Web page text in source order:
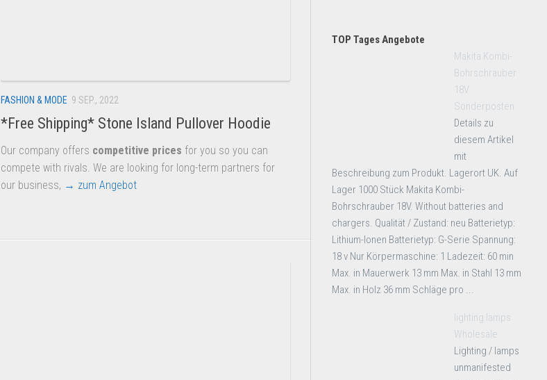
FASHION & MODE 9 SEP., 2022
*Free Shipping* Stone Island Pullover Hoodie
Our company offers competitive prices for you so you can
compete with rivals. We are looking for long-term partners for
our business, → zum Angebot
TOP Tages Angebote
Makita Kombi-
Bohrschrauber
18V
Sonderposten
Details zu
diesem Artikel
mit
Beschreibung zum Produkt. Lagerort UK. Auf
Lager 1000 Stück Makita Kombi-
Bohrschrauber 18V. Without batteries and
chargers. Qualität / Zustand: neu Batterietyp:
Lithium-Ionen Batterietyp: G-Serie Spannung:
18 v Nur Körpermaschine: 1 Ladezeit: 60 min
Max. in Mauerwerk 13 mm Max. in Stahl 13 mm
Max. in Holz 36 mm Schläge pro ...
lighting lamps
Wholesale
Lighting / lamps
unmanifested